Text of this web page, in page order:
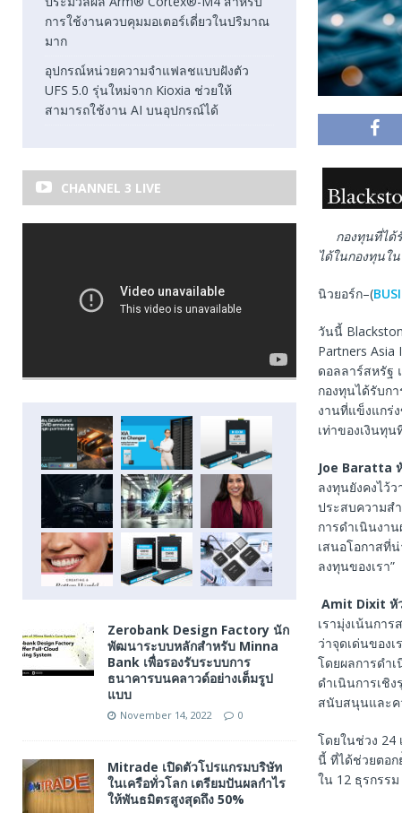
กองทุนที่ได้
ได้ในกองทุนใ
นิวยอร์ก–(
วันนี้
Partners Asia
ดอลลาร์สหรัฐ
กองทุนได้รับก
งานที่แข็งแกร่
เท่าของเงินทุ
Joe Baratta
ลงทุนยังคงไว้
ประสบความส
การดำเนินงา
เสนอโอกาสที่
ลงทุนของเรา”
Amit Dixit หั
เรามุ่งเน้นกา
ว่าจุดเด่นของ
โดยผลการดำ
ดำเนินการเชิ
สนับสนุนและค
โดยในช่วง
นี้ ที่ได้ช่วยตอก
ใน 12 ธุรกรร
การใช้งานควบคุมมอเตอร์เดี่ยวในปริมาณ
มาก
อุปกรณ์หน่วยความจำแฟลชแบบฝังตัว
UFS 5.0 รุ่นใหม่จาก Kioxia ช่วยให้
สามารถใช้งาน AI บนอุปกรณ์ได้
CHANNEL 3 LIVE
Zerobank Design Factory นัก
พัฒนาระบบหลักสำหรับ Minna
Bank เพื่อรองรับระบบการ
ธนาคารบนคลาวด์อย่างเต็มรูป
แบบ
November 14, 2022 0
Mitrade เปิดตัวโปรแกรมบริษัท
ในเครือทั่วโลก เตรียมปันผลกำไร
ให้พันธมิตรสูงสุดถึง 50%